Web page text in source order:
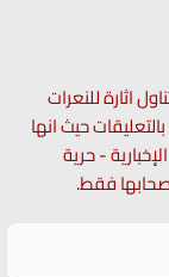
اثارة للنعرات
حيث انها
- حرية
فقط.